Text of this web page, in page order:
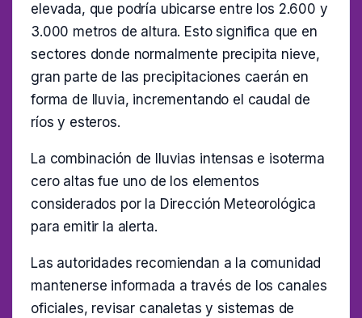
elevada, que podría ubicarse entre los 2.600 y
3.000 metros de altura. Esto significa que en
sectores donde normalmente precipita nieve,
gran parte de las precipitaciones caerán en
forma de lluvia, incrementando el caudal de
ríos y esteros.
La combinación de lluvias intensas e isoterma
cero altas fue uno de los elementos
considerados por la Dirección Meteorológica
para emitir la alerta.
Las autoridades recomiendan a la comunidad
mantenerse informada a través de los canales
oficiales, revisar canaletas y sistemas de